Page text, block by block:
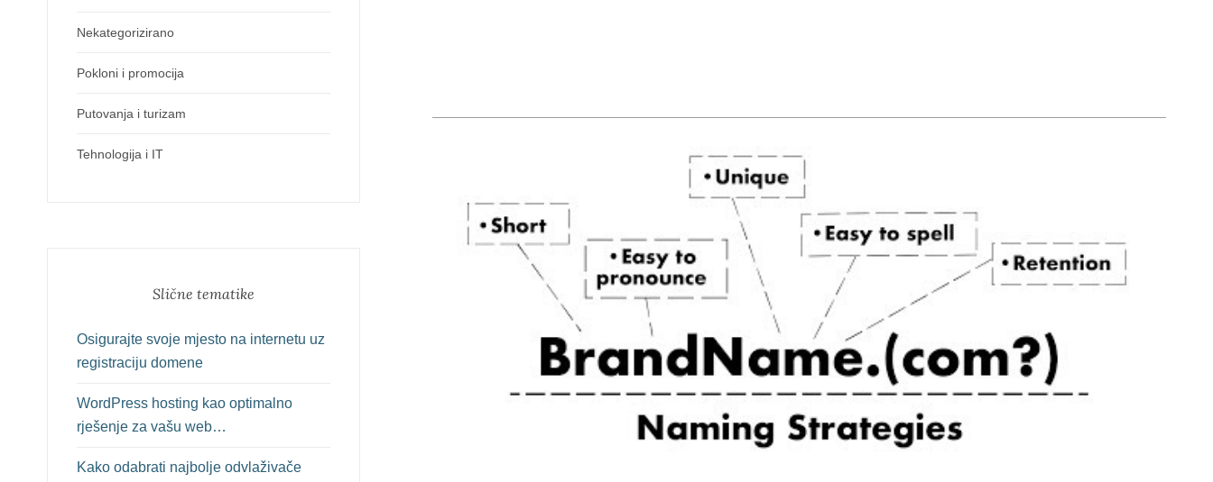
Nekategorizirano
Pokloni i promocija
Putovanja i turizam
Tehnologija i IT
Slične tematike
Osigurajte svoje mjesto na internetu uz
registraciju domene
WordPress hosting kao optimalno
rješenje za vašu web…
Kako odabrati najbolje odvlaživače